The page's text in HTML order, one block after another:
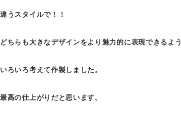
違うスタイルで！！
どちらも大きなデザインをより魅力的に表現できるよう
いろいろ考えて作製しました。
最高の仕上がりだと思います。